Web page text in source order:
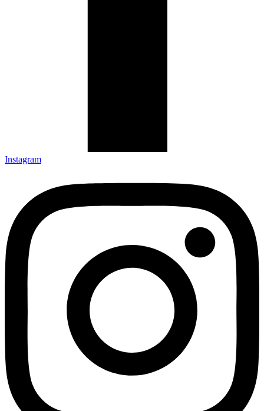
Instagram